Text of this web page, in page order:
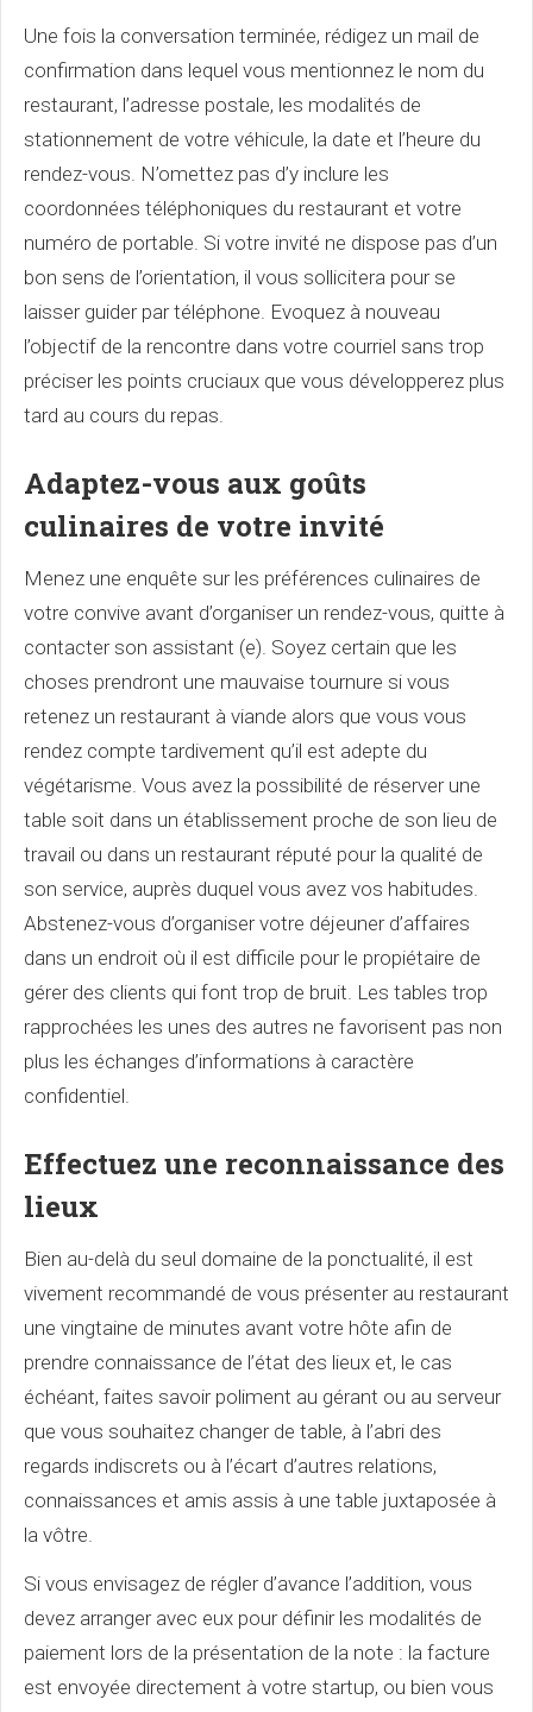
Une fois la conversation terminée, rédigez un mail de
confirmation dans lequel vous mentionnez le nom du
restaurant, l’adresse postale, les modalités de
stationnement de votre véhicule, la date et l’heure du
rendez-vous. N’omettez pas d’y inclure les
coordonnées téléphoniques du restaurant et votre
numéro de portable. Si votre invité ne dispose pas d’un
bon sens de l’orientation, il vous sollicitera pour se
laisser guider par téléphone. Evoquez à nouveau
l’objectif de la rencontre dans votre courriel sans trop
préciser les points cruciaux que vous développerez plus
tard au cours du repas.
Adaptez-vous aux goûts
culinaires de votre invité
Menez une enquête sur les préférences culinaires de
votre convive avant d’organiser un rendez-vous, quitte à
contacter son assistant (e). Soyez certain que les
choses prendront une mauvaise tournure si vous
retenez un restaurant à viande alors que vous vous
rendez compte tardivement qu’il est adepte du
végétarisme. Vous avez la possibilité de réserver une
table soit dans un établissement proche de son lieu de
travail ou dans un restaurant réputé pour la qualité de
son service, auprès duquel vous avez vos habitudes.
Abstenez-vous d’organiser votre déjeuner d’affaires
dans un endroit où il est difficile pour le propiétaire de
gérer des clients qui font trop de bruit. Les tables trop
rapprochées les unes des autres ne favorisent pas non
plus les échanges d’informations à caractère
confidentiel.
Effectuez une reconnaissance des
lieux
Bien au-delà du seul domaine de la ponctualité, il est
vivement recommandé de vous présenter au restaurant
une vingtaine de minutes avant votre hôte afin de
prendre connaissance de l’état des lieux et, le cas
échéant, faites savoir poliment au gérant ou au serveur
que vous souhaitez changer de table, à l’abri des
regards indiscrets ou à l’écart d’autres relations,
connaissances et amis assis à une table juxtaposée à
la vôtre.
Si vous envisagez de régler d’avance l’addition, vous
devez arranger avec eux pour définir les modalités de
paiement lors de la présentation de la note : la facture
est envoyée directement à votre startup, ou bien vous